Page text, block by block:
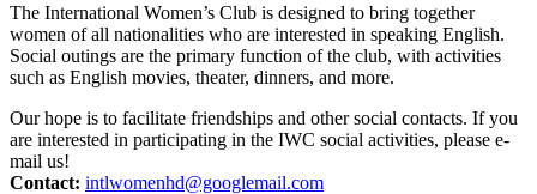
The International Women’s Club is designed to bring together
women of all nationalities who are interested in speaking English.
Social outings are the primary function of the club, with activities
such as English movies, theater, dinners, and more.
Our hope is to facilitate friendships and other social contacts. If you
are interested in participating in the IWC social activities, please e-
mail us!
Contact: intlwomenhd@googlemail.com